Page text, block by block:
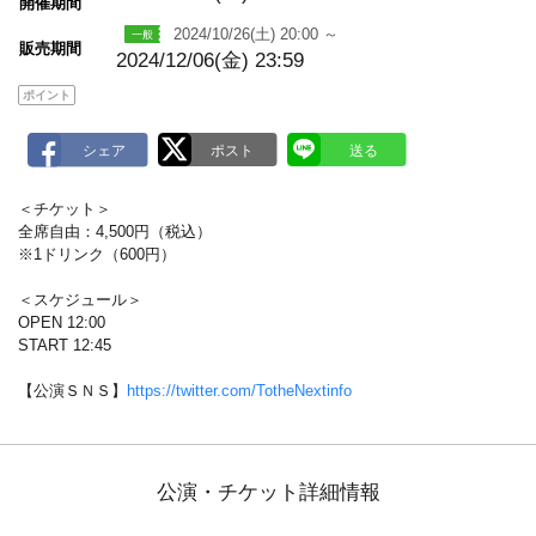
販売期間
2024/10/26(土) 20:00 ～
2024/12/06(金) 23:59
ポイント
＜チケット＞
全席自由：4,500円（税込）
※1ドリンク（600円）
＜スケジュール＞
OPEN 12:00
START 12:45
【公演ＳＮＳ】 https://twitter.com/TotheNextinfo
公演・チケット詳細情報